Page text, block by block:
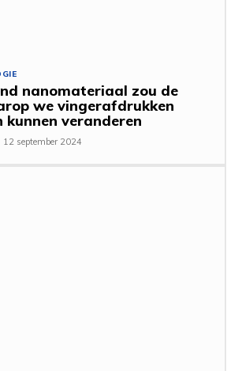
nanomateriaal zou de
we vingerafdrukken
kunnen veranderen
12 september 2024